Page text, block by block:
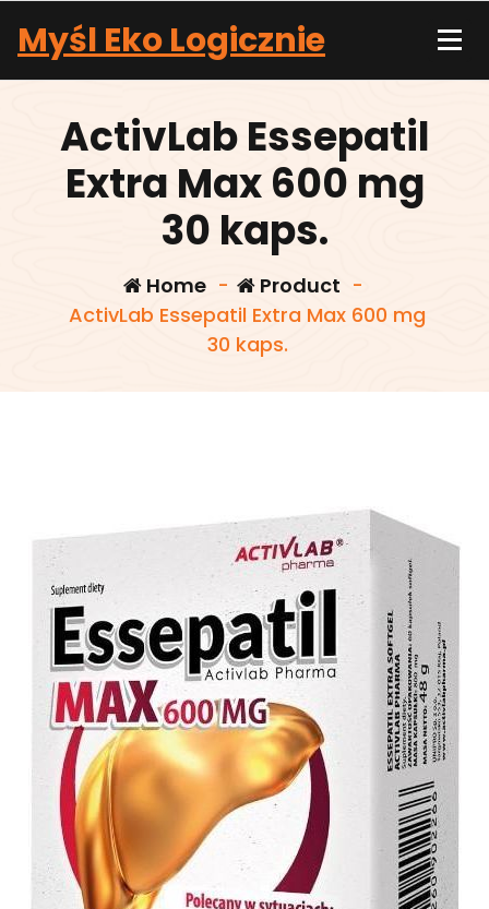
content
Myśl Eko Logicznie
ActivLab Essepatil
Extra Max 600 mg
30 kaps.
Home- Product -
ActivLab Essepatil Extra Max 600 mg
30 kaps.